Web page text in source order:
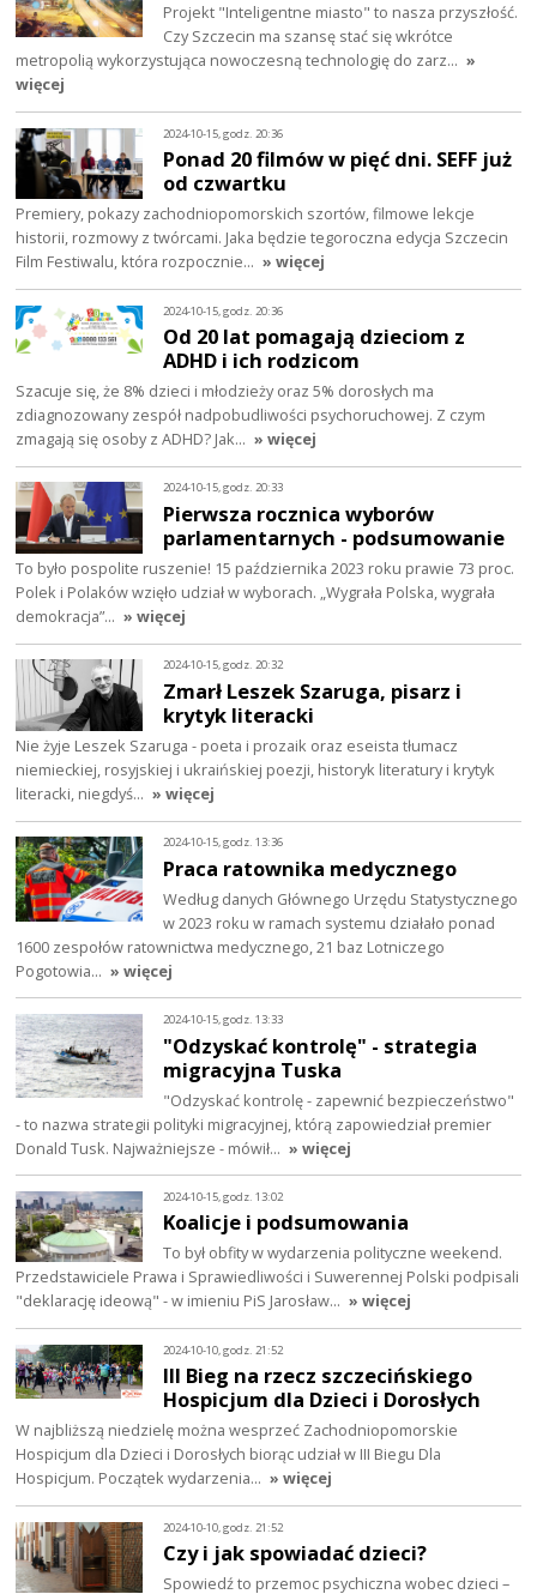
Projekt "Inteligentne miasto" to nasza przyszłość.
Czy Szczecin ma szansę stać się wkrótce
metropolią wykorzystująca nowoczesną technologię do zarz… »
więcej
2024-10-15, godz. 20:36
Ponad 20 filmów w pięć dni. SEFF już
od czwartku
Premiery, pokazy zachodniopomorskich szortów, filmowe lekcje
historii, rozmowy z twórcami. Jaka będzie tegoroczna edycja Szczecin
Film Festiwalu, która rozpocznie… » więcej
2024-10-15, godz. 20:36
Od 20 lat pomagają dzieciom z
ADHD i ich rodzicom
Szacuje się, że 8% dzieci i młodzieży oraz 5% dorosłych ma
zdiagnozowany zespół nadpobudliwości psychoruchowej. Z czym
zmagają się osoby z ADHD? Jak… » więcej
2024-10-15, godz. 20:33
Pierwsza rocznica wyborów
parlamentarnych - podsumowanie
To było pospolite ruszenie! 15 października 2023 roku prawie 73 proc.
Polek i Polaków wzięło udział w wyborach. „Wygrała Polska, wygrała
demokracja”… » więcej
2024-10-15, godz. 20:32
Zmarł Leszek Szaruga, pisarz i
krytyk literacki
Nie żyje Leszek Szaruga - poeta i prozaik oraz eseista tłumacz
niemieckiej, rosyjskiej i ukraińskiej poezji, historyk literatury i krytyk
literacki, niegdyś… » więcej
2024-10-15, godz. 13:36
Praca ratownika medycznego
Według danych Głównego Urzędu Statystycznego
w 2023 roku w ramach systemu działało ponad
1600 zespołów ratownictwa medycznego, 21 baz Lotniczego
Pogotowia… » więcej
2024-10-15, godz. 13:33
"Odzyskać kontrolę" - strategia
migracyjna Tuska
"Odzyskać kontrolę - zapewnić bezpieczeństwo"
- to nazwa strategii polityki migracyjnej, którą zapowiedział premier
Donald Tusk. Najważniejsze - mówił… » więcej
2024-10-15, godz. 13:02
Koalicje i podsumowania
To był obfity w wydarzenia polityczne weekend.
Przedstawiciele Prawa i Sprawiedliwości i Suwerennej Polski podpisali
"deklarację ideową" - w imieniu PiS Jarosław… » więcej
2024-10-10, godz. 21:52
III Bieg na rzecz szczecińskiego
Hospicjum dla Dzieci i Dorosłych
W najbliższą niedzielę można wesprzeć Zachodniopomorskie
Hospicjum dla Dzieci i Dorosłych biorąc udział w III Biegu Dla
Hospicjum. Początek wydarzenia… » więcej
2024-10-10, godz. 21:52
Czy i jak spowiadać dzieci?
Spowiedź to przemoc psychiczna wobec dzieci –